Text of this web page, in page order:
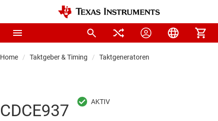
Home Taktgeber & Timing Taktgeneratoren
CDCE937